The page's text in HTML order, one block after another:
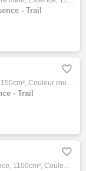
- Trail

Crf, 01/2009, 1 km, Essence, 150cm³, Couleur rouge, 3290 € Equipements : Honda CRF 150 - Démarre - Petite révision à prévoir (vidange, filt…
- Trail

Crf, 01/2026, 1900 km, Essence, 1100cm³, Couleur rouge, 14890 € Equipements : Votre concession Mekanik, concessionnaire officiel Honda, KTM…